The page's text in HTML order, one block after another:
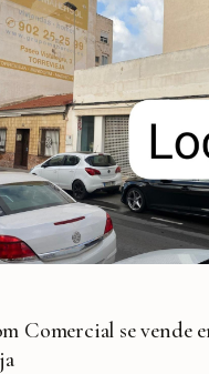
Comercial se vende